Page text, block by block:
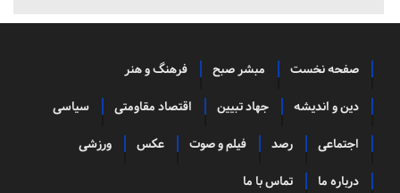
صفحه نخست مبشر صبح فرهنگ و هنر
دین و اندیشه جهاد تبیین اقتصاد مقاومتی سیاسی
اجتماعی رصد فیلم و صوت عکس ورزشی
درباره ما تماس با ما